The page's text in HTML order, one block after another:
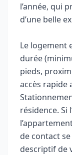
l’année, qui
d’une belle
Le logement
durée
pieds,
accès rapide
résidence. Si
de contact
descriptif de